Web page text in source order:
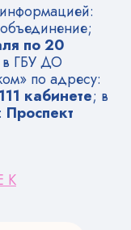
по 20
в ГБУ ДО
по адресу:
кабинете; в
Проспект
К